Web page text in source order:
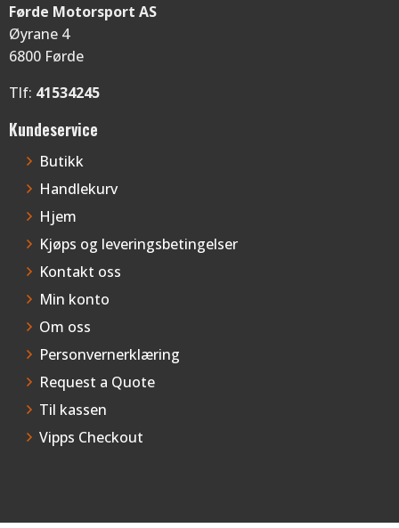
Førde Motorsport AS
Øyrane 4
6800 Førde
Tlf: 41534245
Kundeservice
Butikk
Handlekurv
Hjem
Kjøps og leveringsbetingelser
Kontakt oss
Min konto
Om oss
Personvernerklæring
Request a Quote
Til kassen
Vipps Checkout